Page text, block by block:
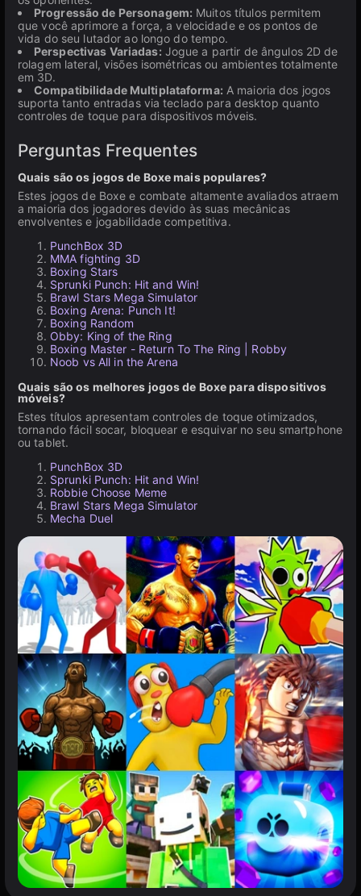
Progressão de Personagem: Muitos títulos permitem
que você aprimore a força, a velocidade e os pontos de
vida do seu lutador ao longo do tempo.
Perspectivas Variadas: Jogue a partir de ângulos 2D de
rolagem lateral, visões isométricas ou ambientes totalmente
em 3D.
Compatibilidade Multiplataforma: A maioria dos jogos
suporta tanto entradas via teclado para desktop quanto
controles de toque para dispositivos móveis.
Perguntas Frequentes
Quais são os jogos de Boxe mais populares?
Estes jogos de Boxe e combate altamente avaliados atraem
a maioria dos jogadores devido às suas mecânicas
envolventes e jogabilidade competitiva.
PunchBox 3D
MMA fighting 3D
Boxing Stars
Sprunki Punch: Hit and Win!
Brawl Stars Mega Simulator
Boxing Arena: Punch It!
Boxing Random
Obby: King of the Ring
Boxing Master - Return To The Ring | Robby
Noob vs All in the Arena
Quais são os melhores jogos de Boxe para dispositivos
móveis?
Estes títulos apresentam controles de toque otimizados,
tornando fácil socar, bloquear e esquivar no seu smartphone
ou tablet.
PunchBox 3D
Sprunki Punch: Hit and Win!
Robbie Choose Meme
Brawl Stars Mega Simulator
Mecha Duel